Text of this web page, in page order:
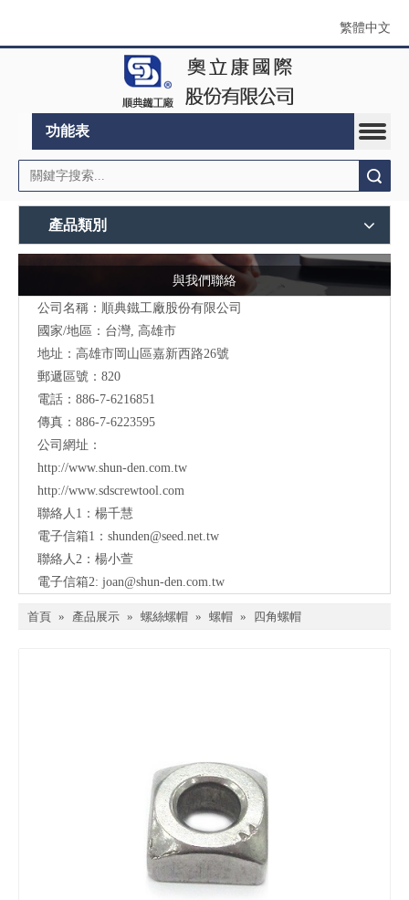
繁體中文
功能表
產品類別
與我們聯絡
公司名稱：順典鐵工廠股份有限公司
國家/地區：台灣, 高雄市
地址：高雄市岡山區嘉新西路26號
郵遞區號：820
電話：886-7-6216851
傳真：886-7-6223595
公司網址：
http://www.shun-den.com.tw
http://www.sdscrewtool.com
聯絡人1：楊千慧
電子信箱1： shunden@seed.net.tw
聯絡人2：楊小萱
電子信箱2: joan@shun-den.com.tw
首頁 » 產品展示 » 螺絲螺帽 » 螺帽 » 四角螺帽